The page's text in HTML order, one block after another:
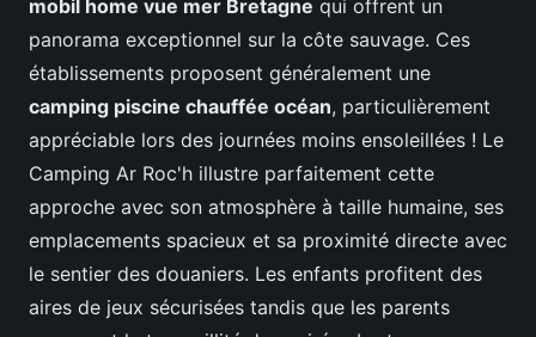
mobil home vue mer Bretagne qui offrent un
panorama exceptionnel sur la côte sauvage. Ces
établissements proposent généralement une
camping piscine chauffée océan, particulièrement
appréciable lors des journées moins ensoleillées ! Le
Camping Ar Roc'h illustre parfaitement cette
approche avec son atmosphère à taille humaine, ses
emplacements spacieux et sa proximité directe avec
le sentier des douaniers. Les enfants profitent des
aires de jeux sécurisées tandis que les parents